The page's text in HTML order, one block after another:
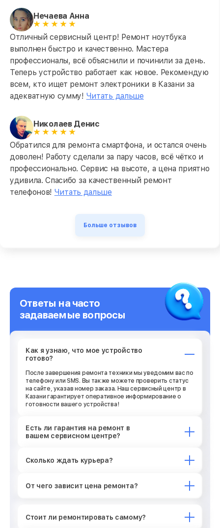
Нечаева Анна
Отличный сервисный центр! Ремонт ноутбука
выполнен быстро и качественно. Мастера
профессионалы, всё объяснили и починили за день.
Теперь устройство работает как новое. Рекомендую
всем, кто ищет ремонт электроники в Казани за
адекватную сумму! Читать дальше
Николаев Денис
Обратился для ремонта смартфона, и остался очень
доволен! Работу сделали за пару часов, всё чётко и
профессионально. Сервис на высоте, а цена приятно
удивила. Спасибо за качественный ремонт
телефонов! Читать дальше
Больше отзывов
Ответы на часто
задаваемые вопросы
Как я узнаю, что мое устройство
готово?
После завершения ремонта техники мы уведомим вас по
телефону или SMS. Вы также можете проверить статус
на сайте, указав номер заказа. Наш сервисный центр в
Казани гарантирует оперативное информирование о
готовности вашего устройства!
Есть ли гарантия на ремонт в
вашем сервисном центре?
Сколько ждать курьера?
От чего зависит цена ремонта?
Стоит ли ремонтировать самому?